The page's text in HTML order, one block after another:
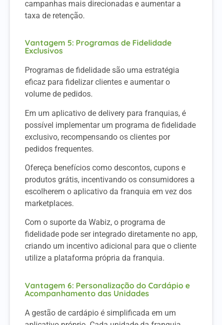
campanhas mais direcionadas e aumentar a
taxa de retenção.
Vantagem 5: Programas de Fidelidade
Exclusivos
Programas de fidelidade são uma estratégia
eficaz para fidelizar clientes e aumentar o
volume de pedidos.
Em um aplicativo de delivery para franquias, é
possível implementar um programa de fidelidade
exclusivo, recompensando os clientes por
pedidos frequentes.
Ofereça benefícios como descontos, cupons e
produtos grátis, incentivando os consumidores a
escolherem o aplicativo da franquia em vez dos
marketplaces.
Com o suporte da Wabiz, o programa de
fidelidade pode ser integrado diretamente no app,
criando um incentivo adicional para que o cliente
utilize a plataforma própria da franquia.
Vantagem 6: Personalização do Cardápio e
Acompanhamento das Unidades
A gestão de cardápio é simplificada em um